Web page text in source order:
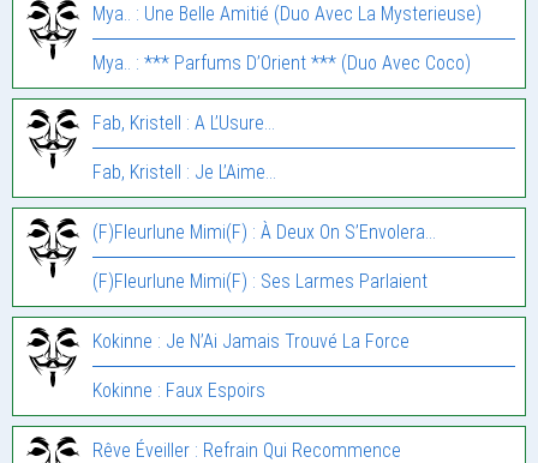
Mya.. : Une Belle Amitié (Duo Avec La Mysterieuse)
Mya.. : *** Parfums D’Orient *** (Duo Avec Coco)
Fab, Kristell : A L’Usure…
Fab, Kristell : Je L’Aime…
(F)Fleurlune Mimi(F) : À Deux On S’Envolera…
(F)Fleurlune Mimi(F) : Ses Larmes Parlaient
Kokinne : Je N’Ai Jamais Trouvé La Force
Kokinne : Faux Espoirs
Rêve Éveiller : Refrain Qui Recommence